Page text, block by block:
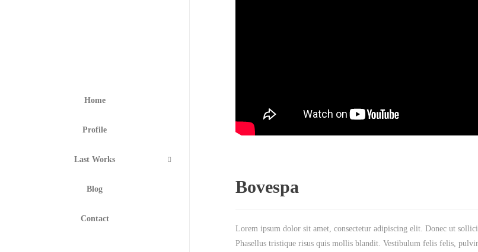
Home
Profile
Last Works
Blog
Contact
Bovespa
Lorem ipsum dolor sit amet, consectetur adipiscing elit. Donec ut
Phasellus tristique risus quis mollis blandit. Vestibulum felis felis,